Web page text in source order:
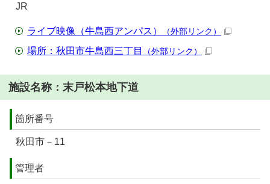
JR
ライブ映像（牛島西アンパス） （外部リンク）
場所：秋田市牛島西三丁目 （外部リンク）
施設名称：末戸松本地下道
箇所番号
秋田市－11
管理者